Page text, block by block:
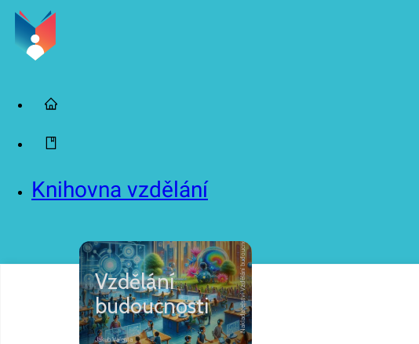
Knihovna vzdělání
Vzdělání
budoucnosti
Nakladatelství
Vzdělání budoucnosti
Jakub Valenta